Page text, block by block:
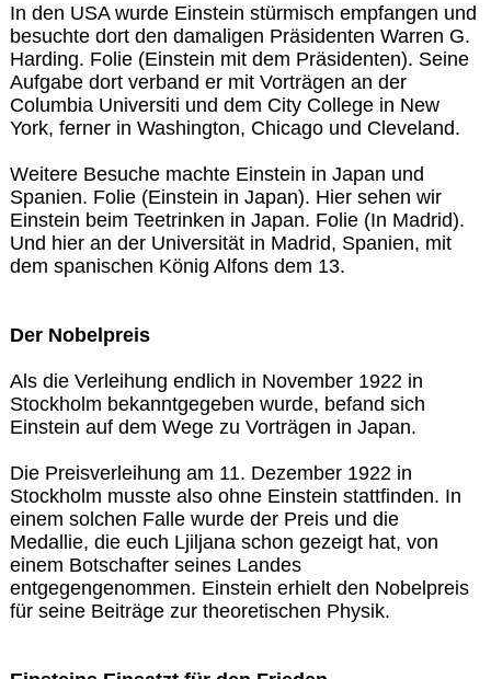
In den USA wurde Einstein stürmisch empfangen und
besuchte dort den damaligen Präsidenten Warren G.
Harding. Folie (Einstein mit dem Präsidenten). Seine
Aufgabe dort verband er mit Vorträgen an der
Columbia Universiti und dem City College in New
York, ferner in Washington, Chicago und Cleveland.
Weitere Besuche machte Einstein in Japan und
Spanien. Folie (Einstein in Japan). Hier sehen wir
Einstein beim Teetrinken in Japan. Folie (In Madrid).
Und hier an der Universität in Madrid, Spanien, mit
dem spanischen König Alfons dem 13.
Der Nobelpreis
Als die Verleihung endlich in November 1922 in
Stockholm bekanntgegeben wurde, befand sich
Einstein auf dem Wege zu Vorträgen in Japan.
Die Preisverleihung am 11. Dezember 1922 in
Stockholm musste also ohne Einstein stattfinden. In
einem solchen Falle wurde der Preis und die
Medallie, die euch Ljiljana schon gezeigt hat, von
einem Botschafter seines Landes
entgegengenommen. Einstein erhielt den Nobelpreis
für seine Beiträge zur theoretischen Physik.